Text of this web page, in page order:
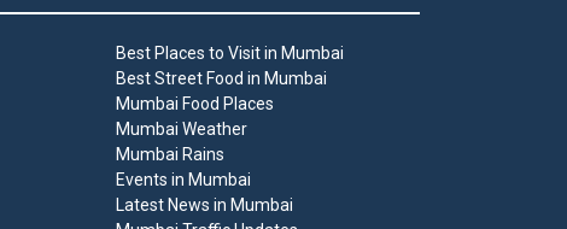
Best Places to Visit in Mumbai
Best Street Food in Mumbai
Mumbai Food Places
Mumbai Weather
Mumbai Rains
Events in Mumbai
Latest News in Mumbai